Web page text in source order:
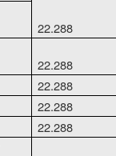
22.288
22.288
22.288
22.288
22.288